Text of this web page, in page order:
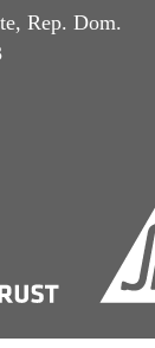
Rep. Dom.